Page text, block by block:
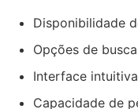
Disponibilidade
Opções de
Interface intuitiva
Capacidade de